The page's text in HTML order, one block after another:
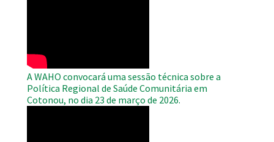
A WAHO convocará uma sessão técnica sobre a
Política Regional de Saúde Comunitária em
Cotonou, no dia 23 de março de 2026.